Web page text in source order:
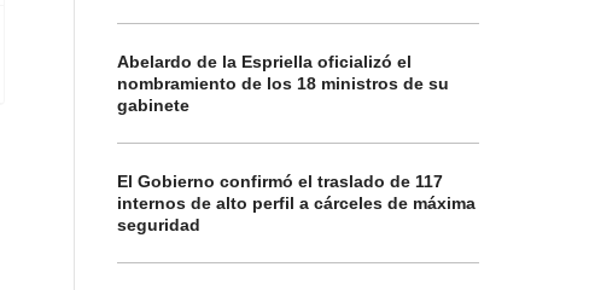
Abelardo de la Espriella oficializó el
nombramiento de los 18 ministros de su
gabinete
El Gobierno confirmó el traslado de 117
internos de alto perfil a cárceles de máxima
seguridad